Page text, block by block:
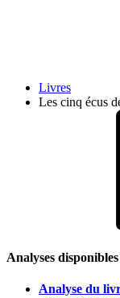
Livres
Les cinq écus
Analyses disponibles
Analyse du